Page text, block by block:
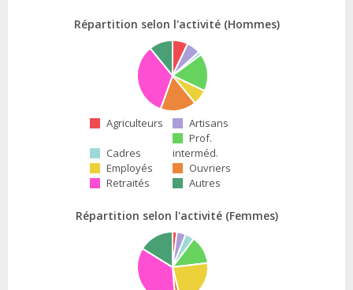
Répartition selon l'activité (Hommes)
Agriculteurs Artisans
Cadres
Prof.
interméd.
Employés
Ouvriers
Retraités
Autres
Répartition selon l'activité (Femmes)